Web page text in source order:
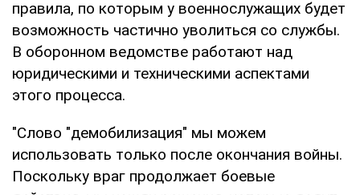
правила, по которым у военнослужащих будет
возможность частично уволиться со службы.
В оборонном ведомстве работают над
юридическими и техническими аспектами
этого процесса.
"Слово "демобилизация" мы можем
использовать только после окончания войны.
Поскольку враг продолжает боевые